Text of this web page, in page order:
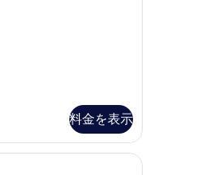
料金を表示